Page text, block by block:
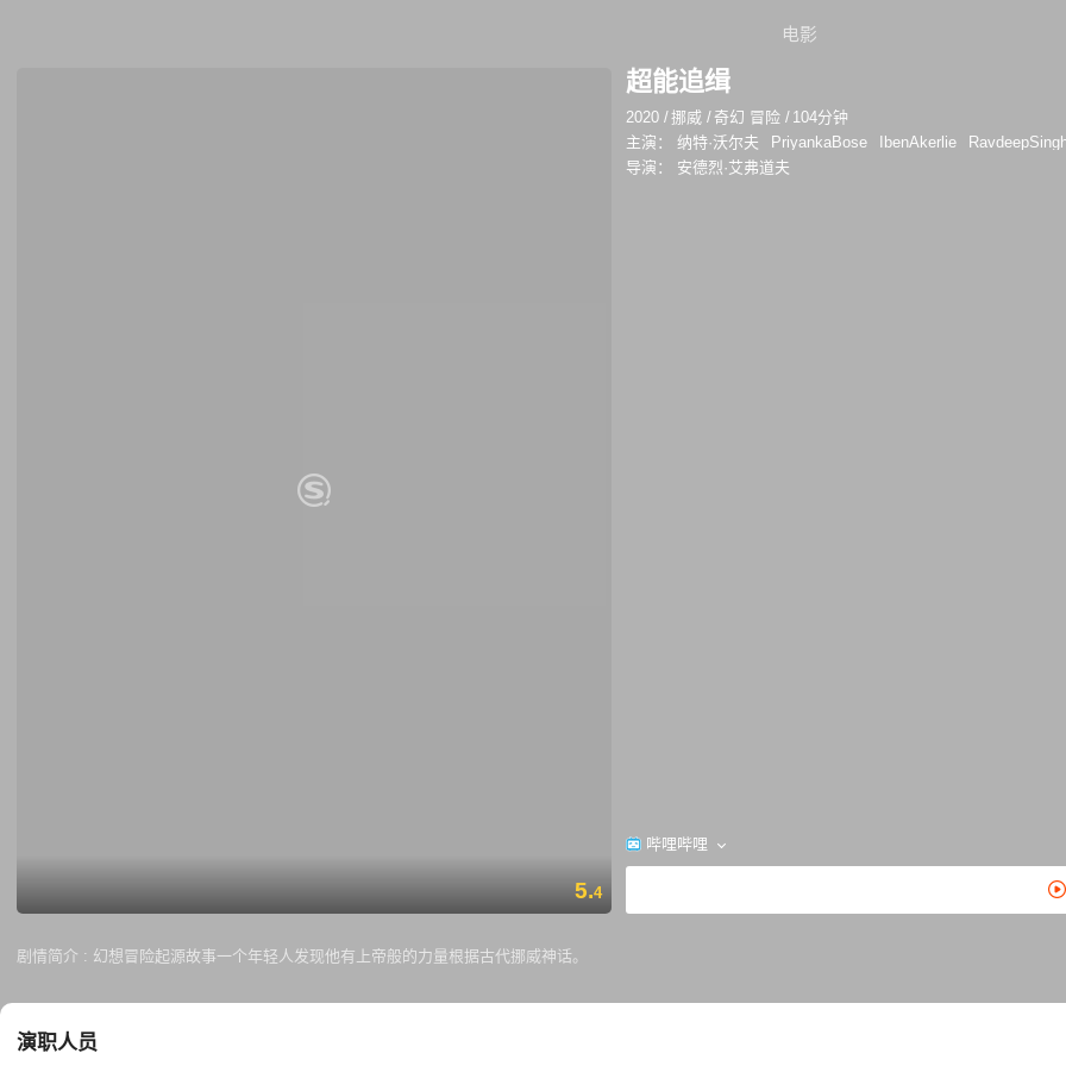
电影
5.4
超能追缉
2020 /挪威 / 奇幻 冒险 / 104分钟
主演：
纳特·沃尔夫 PriyankaBose IbenAkerlie
导演：
安德烈·艾弗道夫
哔哩哔哩
剧情简介 : 幻想冒险起源故事一个年轻人发现他有上帝般的力量根据古代挪威神话。
演职人员